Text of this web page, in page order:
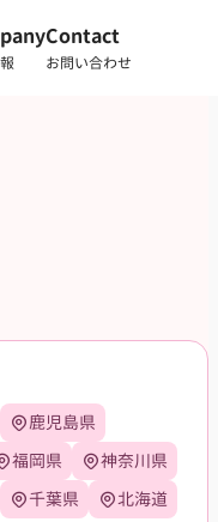
Contact
お問い合わせ
鹿児島県
福岡県
神奈川県
千葉県 北海道